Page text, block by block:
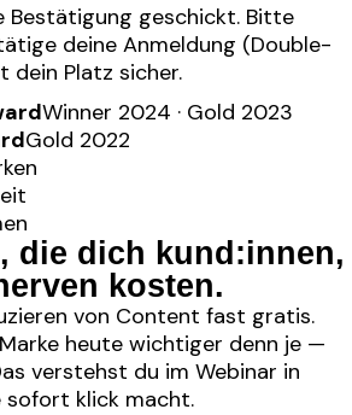
Bestätigung geschickt. Bitte
deine Anmeldung (Double-
Platz sicher.
Winner 2024 · Gold 2023
Gold 2022
die dich kund:innen,
kosten.
von Content fast gratis.
heute wichtiger denn je —
verstehst du im Webinar in
sofort klick macht.